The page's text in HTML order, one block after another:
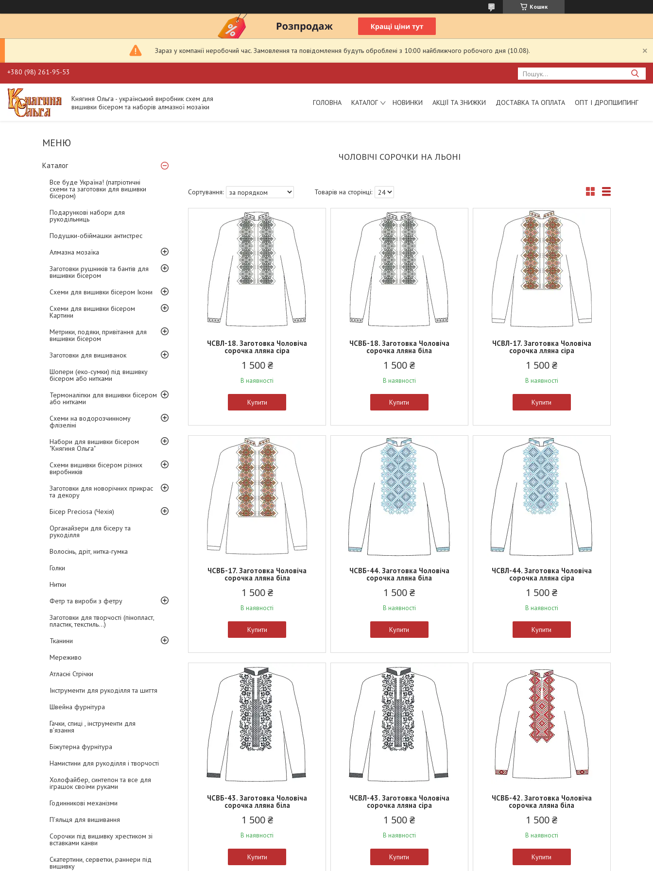
Кошик
Зараз у компанії неробочий час. Замовлення та повідомлення будуть оброблені з 10:00 найближчого робочого дня (10.08).
+380 (98) 261-95-53
Княгиня Ольга - український виробник схем для
вишивки бісером та наборів алмазної мозаїки
ГОЛОВНА КАТАЛОГ НОВИНКИ АКЦІЇ ТА ЗНИЖКИ ДОСТАВКА ТА ОПЛАТА ОПТ І ДРОПШИПИНГ
Каталог
Все буде Україна! (патріотичні
схеми та заготовки для вишивки
бісером)
Подарункові набори для
рукодільниць
Подушки-обіймашки антистрес
Алмазна мозаїка
Заготовки рушників та бантів для
вишивки бісером
Схеми для вишивки бісером Ікони
Схеми для вишивки бісером
Картини
Метрики, подяки, привітання для
вишивки бісером
Заготовки для вишиванок
Шопери (еко-сумки) під вишивку
бісером або нитками
Термоналіпки для вишивки бісером
або нитками
Схеми на водорозчинному
флізеліні
Набори для вишивки бісером
"Княгиня Ольга"
Схеми вишивки бісером різних
виробників
Заготовки для новорічних прикрас
та декору
Бісер Preciosa (Чехія)
Органайзери для бісеру та
рукоділля
Волосінь, дріт, нитка-гумка
Голки
Нитки
Фетр та вироби з фетру
Заготовки для творчості (пінопласт,
пластик, текстиль...)
Тканини
Мереживо
Атласні Стрічки
Інструменти для рукоділля та шиття
Швейна фурнітура
Гачки, спиці , інструменти для
в'язання
Біжутерна фурнітура
Намистини для рукоділля і творчості
Холофайбер, синтепон та все для
іграшок своїми руками
Годинникові механізми
П'яльця для вишивання
Сорочки під вишивку хрестиком зі
вставками канви
Скатертини, серветки, раннери під
вишивку
ЧОЛОВІЧІ СОРОЧКИ НА ЛЬОНІ
ЧСВЛ-18. Заготовка Чоловіча
сорочка лляна сіра
1 500 ₴
В наявності
Купити
ЧСВБ-18. Заготовка Чоловіча
сорочка лляна біла
1 500 ₴
В наявності
Купити
ЧСВЛ-17. Заготовка Чоловіча
сорочка лляна сіра
1 500 ₴
В наявності
Купити
ЧСВБ-17. Заготовка Чоловіча
сорочка лляна біла
1 500 ₴
В наявності
Купити
ЧСВБ-44. Заготовка Чоловіча
сорочка лляна біла
1 500 ₴
В наявності
Купити
ЧСВЛ-44. Заготовка Чоловіча
сорочка лляна сіра
1 500 ₴
В наявності
Купити
ЧСВБ-43. Заготовка Чоловіча
сорочка лляна біла
1 500 ₴
В наявності
Купити
ЧСВЛ-43. Заготовка Чоловіча
сорочка лляна сіра
1 500 ₴
В наявності
Купити
ЧСВБ-42. Заготовка Чоловіча
сорочка лляна біла
1 500 ₴
В наявності
Купити